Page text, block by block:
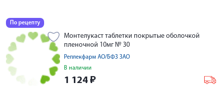
По рецепту
Монтелукаст таблетки покрытые оболочкой
пленочной 10мг № 30
Реплекфарм АО/БФЗ ЗАО
В наличии
1 124 ₽